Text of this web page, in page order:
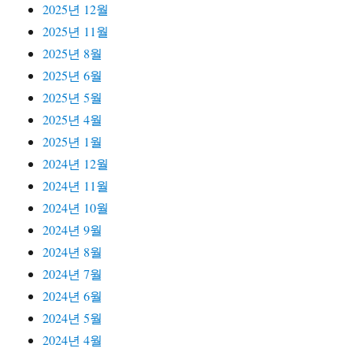
2025년 12월
2025년 11월
2025년 8월
2025년 6월
2025년 5월
2025년 4월
2025년 1월
2024년 12월
2024년 11월
2024년 10월
2024년 9월
2024년 8월
2024년 7월
2024년 6월
2024년 5월
2024년 4월